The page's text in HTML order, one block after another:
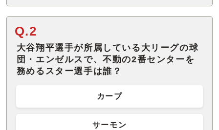
Q.2
大谷翔平選手が所属している大リーグの球
団・エンゼルスで、不動の2番センターを
務めるスター選手は誰？
カープ
サーモン